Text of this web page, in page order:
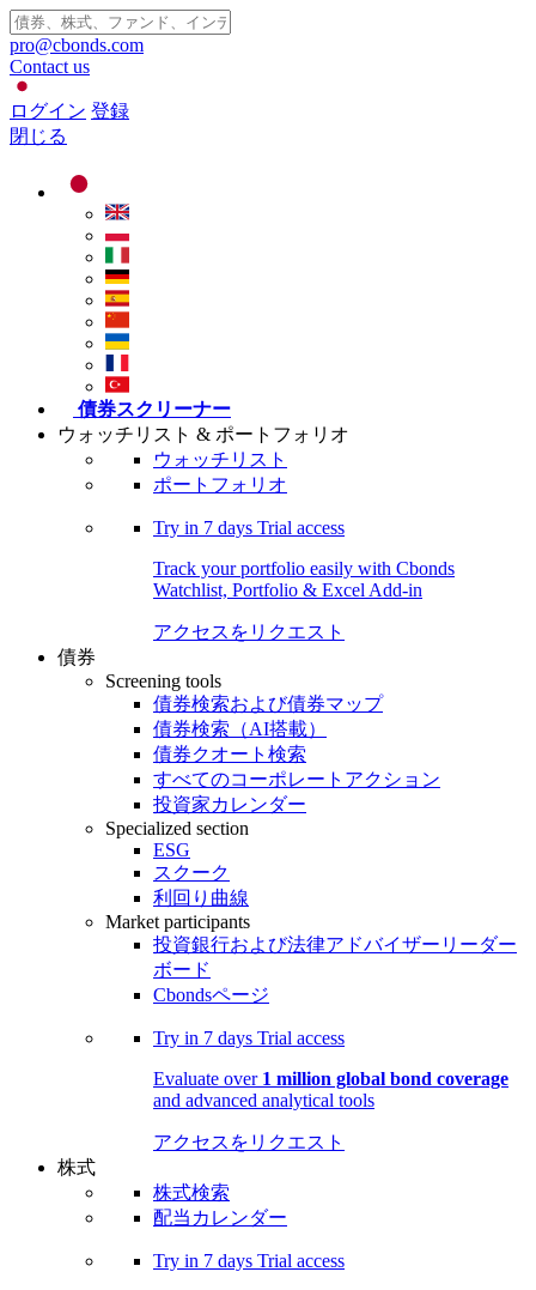
pro@cbonds.com
Contact us
ログイン 登録
閉じる
債券スクリーナー
ウォッチリスト & ポートフォリオ
ウォッチリスト
ポートフォリオ
Try in 7 days Trial access
Track your portfolio easily with Cbonds
Watchlist, Portfolio & Excel Add-in
アクセスをリクエスト
債券
Screening tools
債券検索および債券マップ
債券検索（AI搭載）
債券クオート検索
すべてのコーポレートアクション
投資家カレンダー
Specialized section
ESG
スクーク
利回り曲線
Market participants
投資銀行および法律アドバイザーリーダー
ボード
Cbondsページ
Try in 7 days Trial access
Evaluate over 1 million global bond coverage
and advanced analytical tools
アクセスをリクエスト
株式
株式検索
配当カレンダー
Try in 7 days Trial access